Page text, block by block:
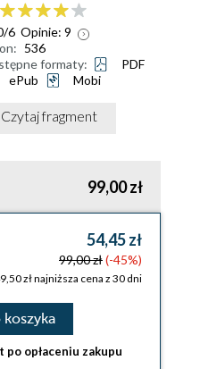
/6 Opinie: 9
536
formaty:
PDF
ePub
Mobi
Czytaj fragment
99,00 zł
54,45 zł
99,00 zł(-45%)
zł najniższa cena z 30 dni
koszyka
opłaceniu zakupu